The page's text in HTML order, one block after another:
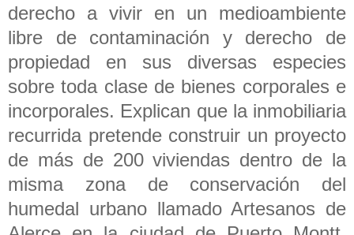
derecho a vivir en un medioambiente
libre de contaminación y derecho de
propiedad en sus diversas especies
sobre toda clase de bienes corporales e
incorporales. Explican que la inmobiliaria
recurrida pretende construir un proyecto
de más de 200 viviendas dentro de la
misma zona de conservación del
humedal urbano llamado Artesanos de